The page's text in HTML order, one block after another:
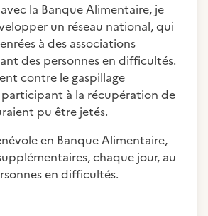
la Banque Alimentaire, je
un réseau national, qui
à des associations
des personnes en difficultés.
contre le gaspillage
à la récupération de
pu être jetés.
en Banque Alimentaire,
chaque jour, au
en difficultés.